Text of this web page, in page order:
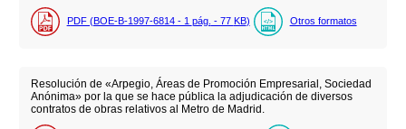
PDF (BOE-B-1997-6814 - 1 pág. - 77 KB) Otros formatos
Resolución de «Arpegio, Áreas de Promoción Empresarial, Sociedad
Anónima» por la que se hace pública la adjudicación de diversos
contratos de obras relativos al Metro de Madrid.